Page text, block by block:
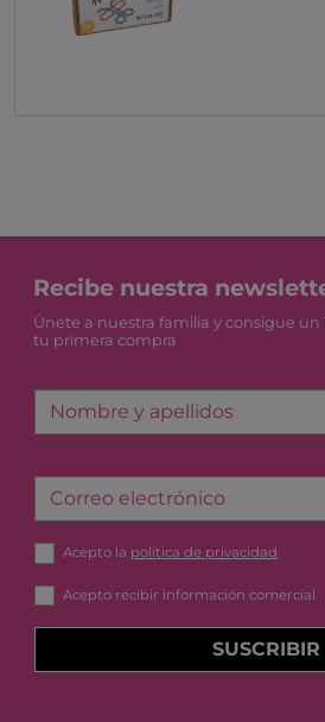
Recibe nuestra
Únete a nuestra familia y consigue un
tu primera compra
Nombre y apellidos
Correo electrónico
Acepto la política de privacidad
Acepto recibir información comercial
SUSCRIBIR